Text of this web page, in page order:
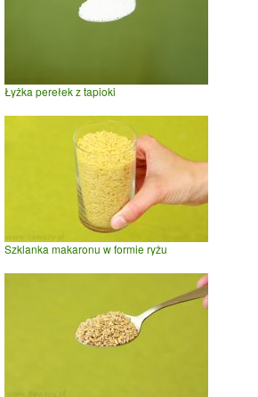
Łyżka perełek z tapioki
Szklanka makaronu w formie ryżu